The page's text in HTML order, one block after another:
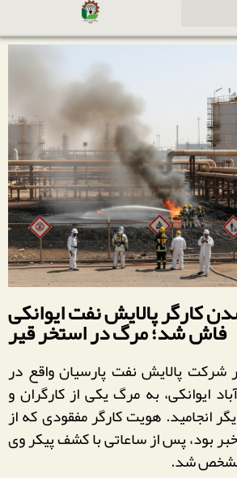
کارگر پالایش نفت ایوانکی
فاش شد؛ مرگ در استخر قیر
پالایش نفت پارسیان واقع در
ایوانکی، به مرگ یکی از کارگران و
انجامید. هویت کارگر مفقودی که از
بود، پس از ساعاتی با کشف پیکر وی
مشخص شد.